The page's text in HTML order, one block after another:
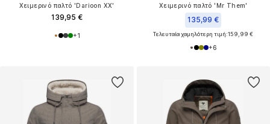
Χειμερινό παλτό 'Darioon XX'
139,95 €
+1
Χειμερινό παλτό 'Mr Them'
135,99 €
Τελευταία χαμηλότερη τιμή:159,99 €
+6